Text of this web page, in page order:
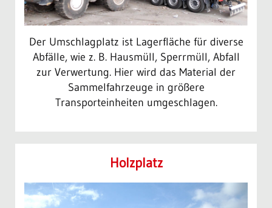
Der Umschlagplatz ist Lagerfläche für diverse
Abfälle, wie z. B. Hausmüll, Sperrmüll, Abfall
zur Verwertung. Hier wird das Material der
Sammelfahrzeuge in größere
Transporteinheiten umgeschlagen.
Holz­platz